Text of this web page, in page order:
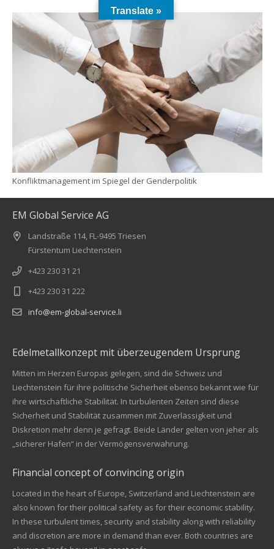
Konfliktmanagement im Spiegel der Genderpolitik
EM Global Service AG
Landstraße 114, FL-9495 Triesen
Fürstentum Liechtenstein
+423 230 31 21
+423 230 31 222
info@em-global-service.li
Edelmetallkonzept mit überzeugendem Ursprung
Mitten im Herzen Europas gelegen, sind die Schweiz und
Liechtenstein für ihre politische Sicherheit ebenso bekannt wie für
ihre wirtschaftliche Stabilität. In turbulenten Zeiten sind diese
Sicherheit und Stabilität zusammen mit Zuverlässigkeit und
Diskretion mehr denn je gefragt. Beide Länder gelten von jeher als
„sicherer Hafen“ in der Vermögensverwahrung.
Financial concept of convincing origin
Located in the heart of Europe, Switzerland and Liechtenstein are
also known for their political safety as for their economic stability.
In these turbulent times, security and stability along with reliability
and discretion are more in demand than ever. Both countries are
Translate »
Kundenbewertungen und Erfahrungen zu
EM Global Service AG